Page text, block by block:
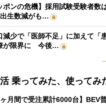
ポンの危機】採用試験受験者数
生数減がも…
減少で「医師不足」に加えて「
が限界に 今後…
乗ってみた、使ってみ
ヶ月間で受注累計6000台】BEV